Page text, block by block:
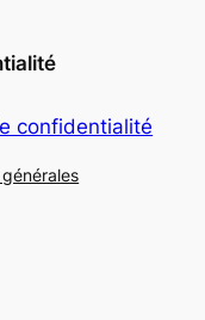
confidentialité